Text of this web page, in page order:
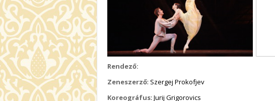
Rendező:
Zeneszerző: Szergej Prokofjev
Koreográfus: Jurij Grigorovics